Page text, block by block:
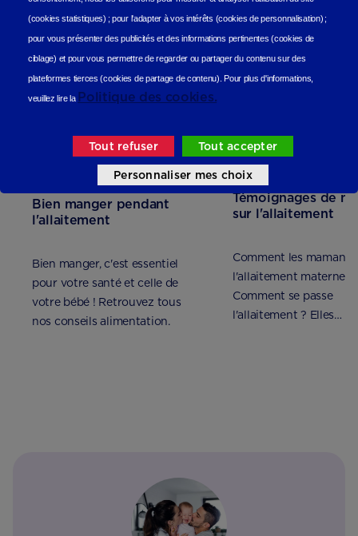
Bien manger pendant
l'allaitement
Bien manger, c'est essentiel
pour votre santé et celle de
votre bébé ! Retrouvez tous
nos conseils alimentation.
Témoignages de
sur l'allaitement
Comment les mamans
l'allaitement maternel ?
Comment se passe
l'allaitement ? Elles
(cookies statistiques) ;pour l'adapter à vos intérêts (cookies de personnalisation) ;
pour vous présenter des publicités et des informations pertinentes (cookies de
ciblage) et pour vous permettre de regarder ou partager du contenu sur des
plateformes tierces (cookies de partage de contenu). Pour plus d'informations,
veuillez lire la Politique des cookies.
Tout refuser Tout accepter
Personnaliser mes choix